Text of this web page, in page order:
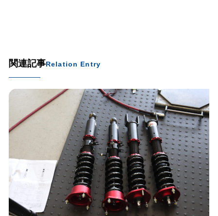
関連記事Relation Entry